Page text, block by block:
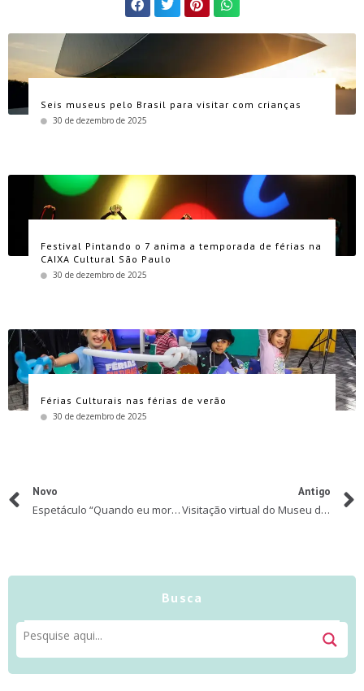
Seis museus pelo Brasil para visitar com crianças
30 de dezembro de 2025
Festival Pintando o 7 anima a temporada de férias na
CAIXA Cultural São Paulo
30 de dezembro de 2025
Férias Culturais nas férias de verão
30 de dezembro de 2025
Novo
Espetáculo “Quando eu morrer vou contar tudo a Deus” #EmCasaComSesc
Antigo
Visitação virtual do Museu de Pesca
Busca